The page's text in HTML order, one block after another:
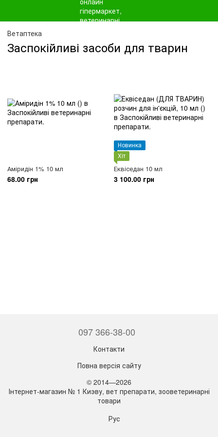
Ветаптека
Заспокійливі засоби для тварин
Аміридін 1% 10 мл
68.00 грн
Новинка
Хіт
Еквіседан 10 мл
3 100.00 грн
097 366-38-00
Контакти
Повна версія сайту
© 2014—2026
Інтернет-магазин № 1 Киэву, вет препарати, зооветеринарні
товари
Рус